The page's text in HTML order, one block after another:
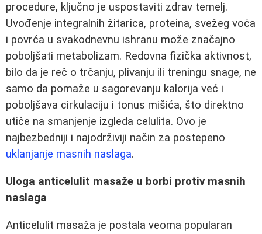
procedure, ključno je uspostaviti zdrav temelj.
Uvođenje integralnih žitarica, proteina, svežeg voća
i povrća u svakodnevnu ishranu može značajno
poboljšati metabolizam. Redovna fizička aktivnost,
bilo da je reč o trčanju, plivanju ili treningu snage, ne
samo da pomaže u sagorevanju kalorija već i
poboljšava cirkulaciju i tonus mišića, što direktno
utiče na smanjenje izgleda celulita. Ovo je
najbezbedniji i najodrživiji način za postepeno
uklanjanje masnih naslaga.
Uloga anticelulit masaže u borbi protiv masnih
naslaga
Anticelulit masaža je postala veoma popularan